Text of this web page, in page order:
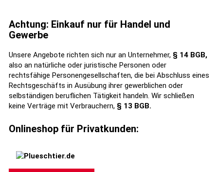
Achtung: Einkauf nur für Handel und
Gewerbe
Unsere Angebote richten sich nur an Unternehmer, § 14 BGB,
also an natürliche oder juristische Personen oder
rechtsfähige Personengesellschaften, die bei Abschluss eines
Rechtsgeschäfts in Ausübung ihrer gewerblichen oder
selbständigen beruflichen Tätigkeit handeln. Wir schließen
keine Verträge mit Verbrauchern, § 13 BGB.
Onlineshop für Privatkunden: